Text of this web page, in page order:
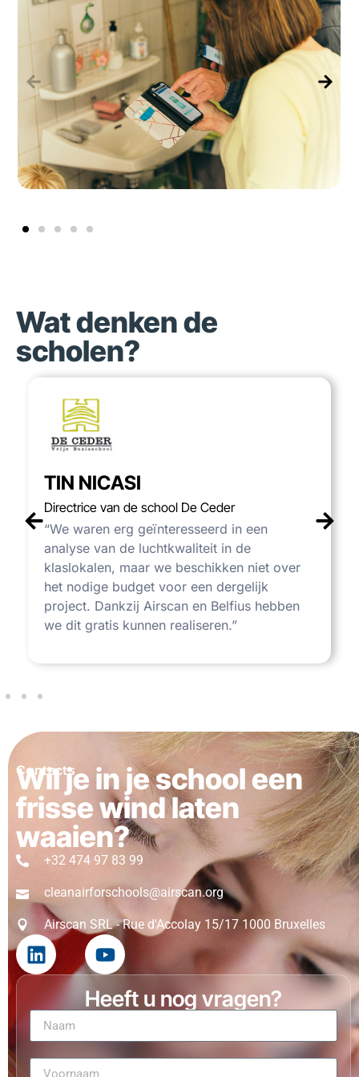
Wat denken de
scholen?
TIN NICASI
Directrice van de school De Ceder
“We waren erg geïnteresseerd in een
analyse van de luchtkwaliteit in de
klaslokalen, maar we beschikken niet over
het nodige budget voor een dergelijk
project. Dankzij Airscan en Belfius hebben
we dit gratis kunnen realiseren.”
Contacts
Wil je in je school een
frisse wind laten
waaien?
+32 474 97 83 99
cleanairforschools@airscan.org
Airscan SRL - Rue d'Accolay 15/17 1000 Bruxelles
Heeft u nog vragen?